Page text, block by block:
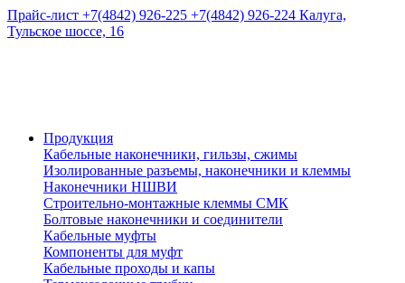
Прайс-лист +7(4842) 926-225 +7(4842) 926-224 Калуга,
Тульское шоссе, 16
Продукция
Кабельные наконечники, гильзы, сжимы
Изолированные разъемы, наконечники и клеммы
Наконечники НШВИ
Строительно-монтажные клеммы СМК
Болтовые наконечники и соединители
Кабельные муфты
Компоненты для муфт
Кабельные проходы и капы